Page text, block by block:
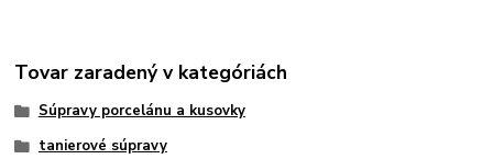
Tovar zaradený v kategóriách
Súpravy porcelánu a kusovky
tanierové súpravy